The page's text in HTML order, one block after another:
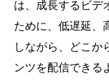
は、成長するビデ
ために、低遅延、
しながら、どこか
ンツを配信できる